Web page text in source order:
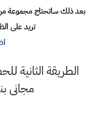
بعد ذلك ساتحتاج مجموعة من
تريد على
مجانى